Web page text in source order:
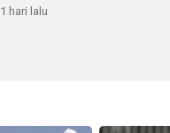
1 hari lalu